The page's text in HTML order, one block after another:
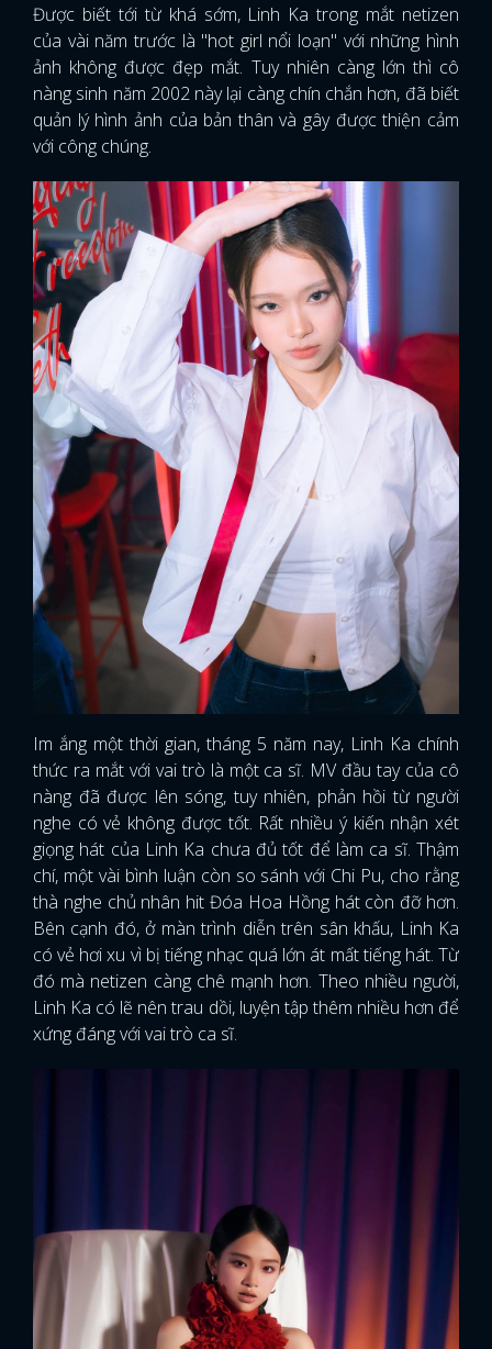
Được biết tới từ khá sớm, Linh Ka trong mắt netizen
của vài năm trước là "hot girl nổi loạn" với những hình
ảnh không được đẹp mắt. Tuy nhiên càng lớn thì cô
nàng sinh năm 2002 này lại càng chín chắn hơn, đã biết
quản lý hình ảnh của bản thân và gây được thiện cảm
với công chúng.
Im ắng một thời gian, tháng 5 năm nay, Linh Ka chính
thức ra mắt với vai trò là một ca sĩ. MV đầu tay của cô
nàng đã được lên sóng, tuy nhiên, phản hồi từ người
nghe có vẻ không được tốt. Rất nhiều ý kiến nhận xét
giọng hát của Linh Ka chưa đủ tốt để làm ca sĩ. Thậm
chí, một vài bình luận còn so sánh với Chi Pu, cho rằng
thà nghe chủ nhân hit Đóa Hoa Hồng hát còn đỡ hơn.
Bên cạnh đó, ở màn trình diễn trên sân khấu, Linh Ka
có vẻ hơi xu vì bị tiếng nhạc quá lớn át mất tiếng hát. Từ
đó mà netizen càng chê mạnh hơn. Theo nhiều người,
Linh Ka có lẽ nên trau dồi, luyện tập thêm nhiều hơn để
xứng đáng với vai trò ca sĩ.